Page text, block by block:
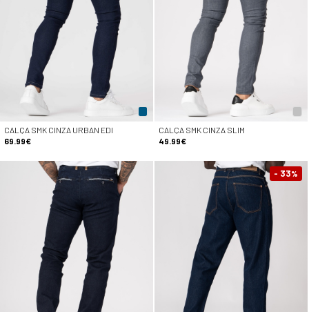
CALÇA SMK CINZA URBAN EDI
69.99€
CALÇA SMK CINZA SLIM
49.99€
- 33%